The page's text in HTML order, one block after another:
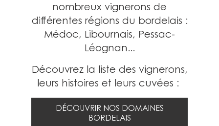
nombreux vignerons de
différentes régions du bordelais :
Médoc, Libournais, Pessac-
Léognan...
Découvrez la liste des vignerons,
leurs histoires et leurs cuvées :
DÉCOUVRIR NOS DOMAINES
BORDELAIS